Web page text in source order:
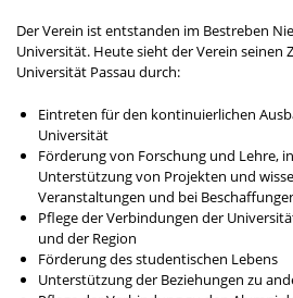
Der Verein ist entstanden im Bestreben
Universität. Heute sieht der Verein seinen
Universität Passau durch:
Eintreten für den kontinuierlichen
Universität
Förderung von Forschung und Lehre,
Unterstützung von Projekten und
Veranstaltungen und bei
Pflege der Verbindungen der
und der Region
Förderung des studentischen Lebens
Unterstützung der Beziehungen zu